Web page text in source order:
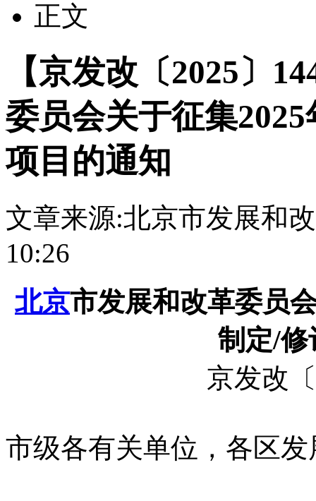
正文
【京发改〔2025〕
委员会关于征集
项目的通知
文章来源:北京市发展和
10:26
北京市发展和改革委员
制定/修
京发改
市级各有关单位，各区